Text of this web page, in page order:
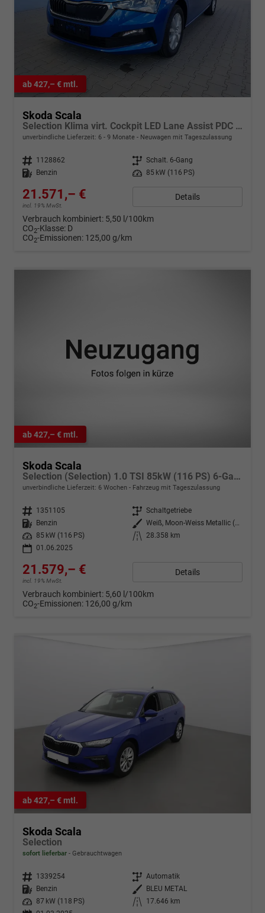
ab 427,– € mtl.
Skoda Scala
Selection Klima virt. Cockpit LED Lane Assist PDC hinten Sitzheizung vorn 16 Zoll Bluetooth
unverbindliche Lieferzeit: 6 - 9 Monate Neuwagen mit Tageszulassung
Fahrzeugnr. 1128862 Getriebe Schalt. 6-Gang
Kraftstoff
Benzin Leistung 85 kW (116 PS)
21.571,– €
incl. 19% MwSt.
Details
Verbrauch kombiniert: 5,50 l/100km
CO2-Klasse: D
CO2-Emissionen: 125,00 g/km
ab 427,– € mtl.
Skoda Scala
Selection (Selection) 1.0 TSI 85kW (116 PS) 6-Gang Schaltgetriebe
unverbindliche Lieferzeit: 6 Wochen Fahrzeug mit Tageszulassung
Fahrzeugnr. 1351105 Getriebe Schaltgetriebe
Kraftstoff
Benzin Außenfarbe
Weiß, Moon-Weiss Metallic (2Y)
Leistung
85 kW (116 PS) Kilometerstand
28.358 km
01.06.2025
21.579,– €
incl. 19% MwSt.
Details
Verbrauch kombiniert: 5,60 l/100km
CO2-Emissionen: 126,00 g/km
ab 427,– € mtl.
Skoda Scala
Selection
sofort lieferbar Gebrauchtwagen
Fahrzeugnr. 1339254 Getriebe Automatik
Kraftstoff
Benzin Außenfarbe
BLEU METAL
Leistung
87 kW (118 PS) Kilometerstand
17.646 km